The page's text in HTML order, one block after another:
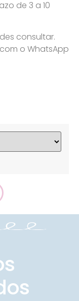
de 3 a 10
consultar.
o WhatsApp